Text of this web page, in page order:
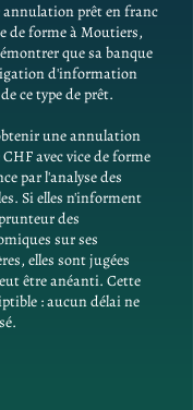
annulation prêt en franc
de forme à Moutiers,
que sa banque
d'information
ce type de prêt.
une annulation
avec vice de forme
par l'analyse des
Si elles n'informent
des
sur ses
elles sont jugées
être anéanti. Cette
: aucun délai ne